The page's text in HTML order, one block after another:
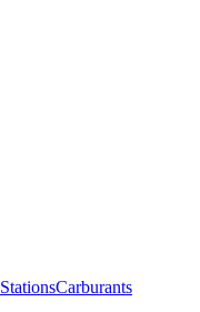
StationsCarburants